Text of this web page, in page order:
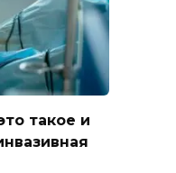
такое и